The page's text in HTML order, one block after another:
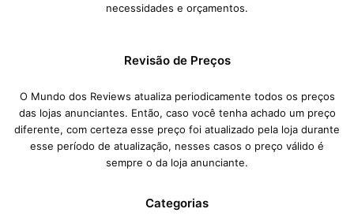
necessidades e orçamentos.
Revisão de Preços
O Mundo dos Reviews atualiza periodicamente todos os preços
das lojas anunciantes. Então, caso você tenha achado um preço
diferente, com certeza esse preço foi atualizado pela loja durante
esse período de atualização, nesses casos o preço válido é
sempre o da loja anunciante.
Categorias